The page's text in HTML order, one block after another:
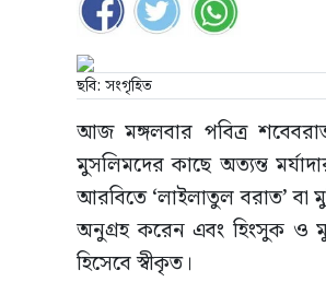
ছবি: সংগৃহিত
আজ মঙ্গলবার পবিত্র
মুসলিমদের কাছে অত্যন্ত
আরবিতে ‘লাইলাতুল বরাত’ বা
অনুগ্রহ করেন এবং হিংসুক ও
হিসেবে স্বীকৃত।